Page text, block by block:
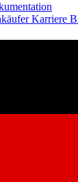
Karriere